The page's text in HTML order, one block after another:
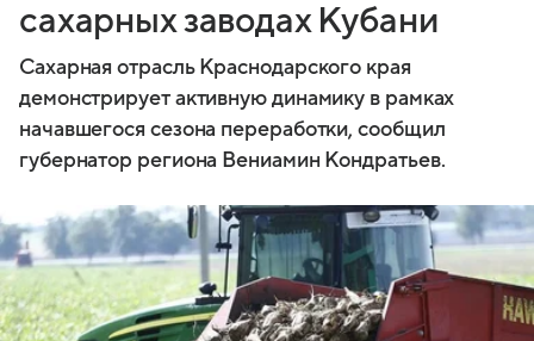
сахарных заводах Кубани
Сахарная отрасль Краснодарского края
демонстрирует активную динамику в рамках
начавшегося сезона переработки, сообщил
губернатор региона Вениамин Кондратьев.